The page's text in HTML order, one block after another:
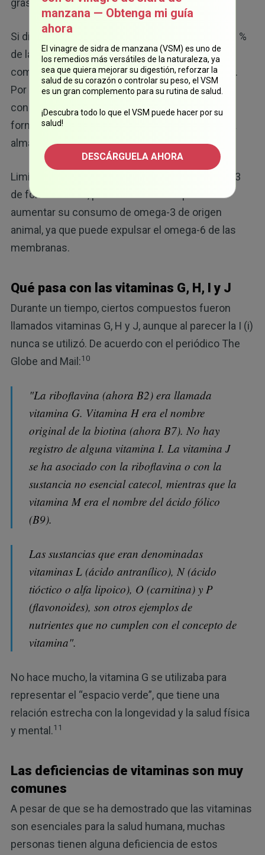
Si disminuye su consumo de AL a solo el 1 % o 2 %
de las calorías que consume al día, esta
competencia por el delta-6 se vuelve irrelevante.
Por desgracia, la mayoría de las personas
consumen del 20 % al 25 % de sus calorías en
forma de AL, lo que significa que esta grasa está
almacenada en sus células.
Limitar el consumo de AL equilibrará los omega-3
de forma natural, pero también es importante
aumentar su consumo de omega-3 de origen
animal, ya que puede expulsar el omega-6 de las
membranas.
Qué pasa con las vitaminas G, H, I y J
Durante un tiempo, ciertos compuestos fueron
llamados vitaminas G, H y J, aunque al parecer la I (i)
nunca se utilizó. De acuerdo con el periódico The
Globe and Mail:10
"La riboflavina (ahora B2) era llamada
vitamina G. Vitamina H era el nombre
original de la biotina (ahora B7). No hay
registro de alguna vitamina I. La vitamina J
se ha asociado con la riboflavina o con la
sustancia no esencial catecol, mientras que la
vitamina M era el nombre del ácido fólico
(B9).
Las sustancias que eran denominadas
vitaminas L (ácido antranílico), N (ácido
tióctico o alfa lipoico), O (carnitina) y P
(flavonoides), son otros ejemplos de
nutrientes que no cumplen con el concepto de
vitamina".
No hace mucho, la vitamina G se utilizaba para
representar el “espacio verde”, que tiene una
relación estrecha con la longevidad y la salud física
y mental.11
Las deficiencias de vitaminas son muy
comunes
A pesar de que se ha demostrado que las vitaminas
son esenciales para la salud humana, muchas
personas tienen alguna deficiencia de estos
manzana — Obtenga mi guía
ahora
El vinagre de sidra de manzana (VSM) es uno de
los remedios más versátiles de la naturaleza, ya
sea que quiera mejorar su digestión, reforzar la
salud de su corazón o controlar su peso, el VSM
es un gran complemento para su rutina de salud.
¡Descubra todo lo que el VSM puede hacer por su
salud!
DESCÁRGUELA AHORA